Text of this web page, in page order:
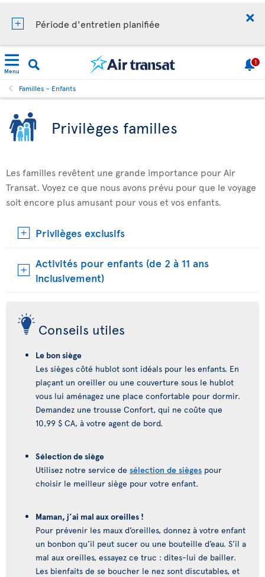
Période d'entretien planifiée
Menu
1
Familles - Enfants
Privilèges familles
Les familles revêtent une grande importance pour Air
Transat. Voyez ce que nous avons prévu pour que le voyage
soit encore plus amusant pour vous et vos enfants.
Privilèges exclusifs
Activités pour enfants (de 2 à 11 ans
inclusivement)
Conseils utiles
Le bon siège
Les sièges côté hublot sont idéals pour les enfants. En
plaçant un oreiller ou une couverture sous le hublot
vous lui aménagez une place confortable pour dormir.
Demandez une trousse Confort, qui ne coûte que
10,99 $ CA, à votre agent de bord.
Sélection de siège
Utilisez notre service de sélection de sièges pour
choisir le meilleur siège pour votre enfant.
Maman, j’ai mal aux oreilles !
Pour prévenir les maux d’oreilles, donnez à votre enfant
un bonbon qu’il peut sucer ou une bouteille d’eau. S’il a
mal aux oreilles, essayez ce truc : dites-lui de bailler.
Les bienfaits de se boucher le nez sont discutables, et